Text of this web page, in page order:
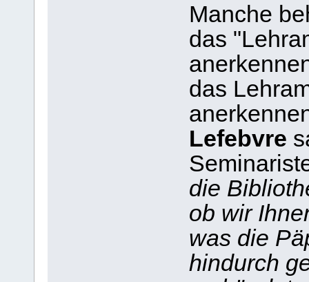
Manche
das
das
Lefebvre
die
ob wir
was die
hindurch